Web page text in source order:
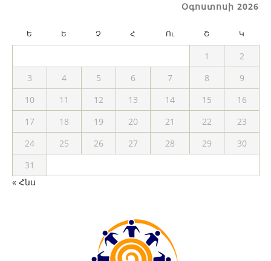
Օգոստոսի 2026
Ե Ե Չ Հ Ու Շ Կ
1
2
3
4 5 6 7 8
9
10
11 12 13 14 15
16
17
18 19 20 21 22
23
24
25 26 27 28 29
30
31
« Հնս